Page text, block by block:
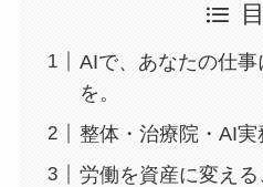
AIで、あなたの仕事
を。
整体・治療院・AI実
労働を資産に変え